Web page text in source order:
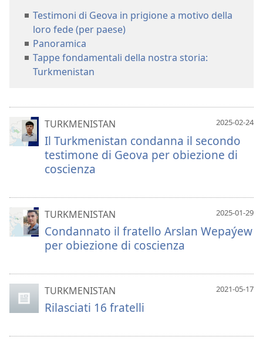
Testimoni di Geova in prigione a motivo della
loro fede (per paese)
Panoramica
Tappe fondamentali della nostra storia:
Turkmenistan
2025-02-24
TURKMENISTAN
Il Turkmenistan condanna il secondo
testimone di Geova per obiezione di
coscienza
2025-01-29
TURKMENISTAN
Condannato il fratello Arslan Wepaýew
per obiezione di coscienza
2021-05-17
TURKMENISTAN
Rilasciati 16 fratelli